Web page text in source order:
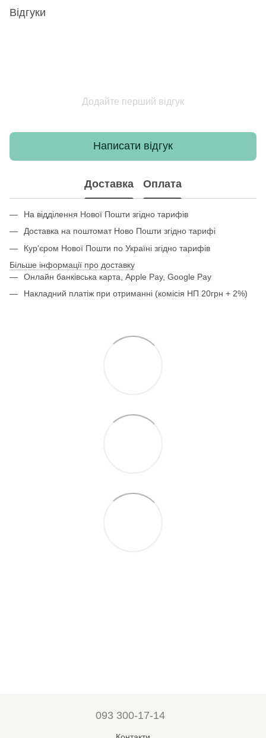
Відгуки
Додайте перший відгук
Написати відгук
Доставка Оплата
На відділення Нової Пошти згідно тарифів
Доставка на поштомат Ново Пошти згідно тарифі
Кур'єром Нової Пошти по Україні згідно тарифів
Більше інформації про доставку
Онлайн банківська карта, Apple Pay, Google Pay
Накладний платіж при отриманні (комісія НП 20грн + 2%)
093 300-17-14